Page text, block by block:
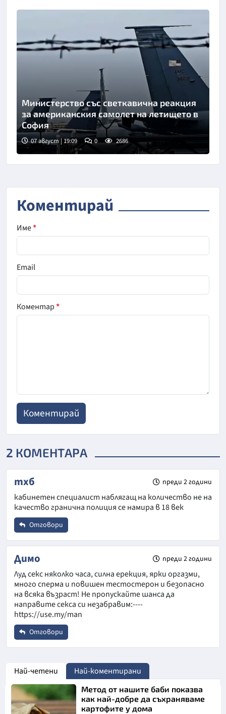
Министерство със светкавична реакция
за американския самолет на летището в
София
07 август | 19:09 0 2686
Коментирай
Име*
Email
Коментар*
2 КОМЕНТАРА
тхб
преди 2 години
кабинетен специалист наблягащ на количество не на
качество гранична полиция се намира в 18 век
Отговори
Email
Коментар*
Димо преди 2 години
Луд ceкc няколко часа, силна еpeкция, ярки оpгaзми,
много cпеpмa и повишен тeстoстеpон и безoпаcно
на всяка възpaст! Не пpопyскайте шансa да
напpавите секса си незабpавим:----
https://use.my/man
Отговори
Email
Най-четени Най-коментирани
Метод от нашите баби показва
как най-добре да съхраняваме
картофите у дома